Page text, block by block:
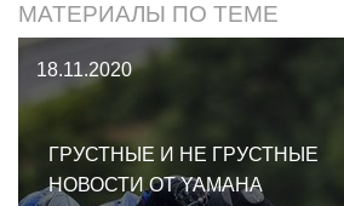
МАТЕРИАЛЫ ПО ТЕМЕ
18.11.2020
ГРУСТНЫЕ И НЕ ГРУСТНЫЕ
НОВОСТИ ОТ YAMAHA